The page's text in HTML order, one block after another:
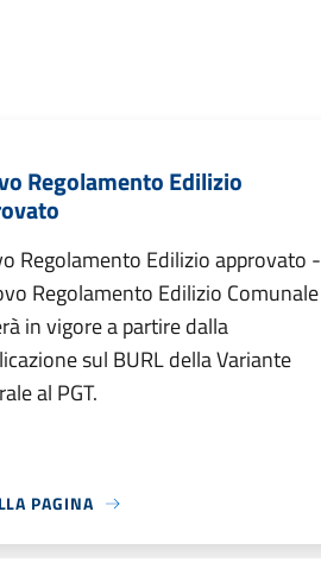
Regolamento Edilizio
Regolamento Edilizio approvato -
Regolamento Edilizio Comunale
in vigore a partire dalla
sul BURL della Variante
al PGT.
PAGINA